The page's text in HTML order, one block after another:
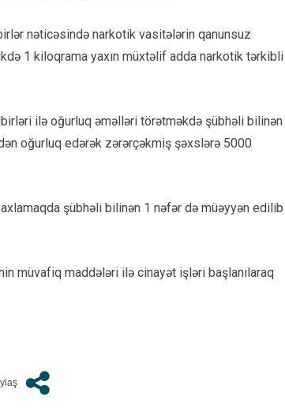
nəticəsində narkotik vasitələrin qanunsuz
1 kiloqrama yaxın müxtəlif adda narkotik tərkibli
ilə oğurluq əməlləri törətməkdə şübhəli bilinən
oğurluq edərək zərərçəkmiş şəxslərə 5000
şübhəli bilinən 1 nəfər də müəyyən edilib
müvafiq maddələri ilə cinayət işləri başlanılaraq